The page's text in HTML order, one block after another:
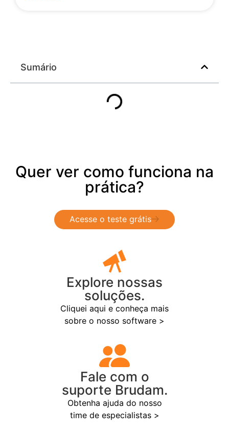
Sumário
Quer ver como funciona na
prática?
Acesse o teste grátis
Explore nossas
soluções.
Cliquei aqui e conheça mais
sobre o nosso software >
Fale com o
suporte Brudam.
Obtenha ajuda do nosso
time de especialistas >